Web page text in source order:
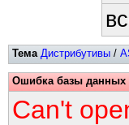
Тема Дистрибутивы /
Ошибка базы данных
Can't